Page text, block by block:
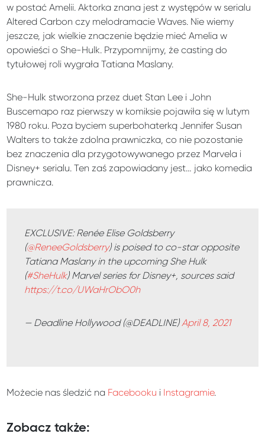
w postać Amelii. Aktorka znana jest z występów w serialu
Altered Carbon czy melodramacie Waves. Nie wiemy
jeszcze, jak wielkie znaczenie będzie mieć Amelia w
opowieści o She-Hulk. Przypomnijmy, że casting do
tytułowej roli wygrała Tatiana Maslany.
She-Hulk stworzona przez duet Stan Lee i John
Buscemapo raz pierwszy w komiksie pojawiła się w lutym
1980 roku. Poza byciem superbohaterką Jennifer Susan
Walters to także zdolna prawniczka, co nie pozostanie
bez znaczenia dla przygotowywanego przez Marvela i
Disney+ serialu. Ten zaś zapowiadany jest… jako komedia
prawnicza.
EXCLUSIVE: Renée Elise Goldsberry
(@ReneeGoldsberry) is poised to co-star opposite
Tatiana Maslany in the upcoming She Hulk
(#SheHulk) Marvel series for Disney+, sources said
https://t.co/UWaHrObO0h
— Deadline Hollywood (@DEADLINE)April 8, 2021
Możecie nas śledzić na Facebooku i Instagramie.
Zobacz także: